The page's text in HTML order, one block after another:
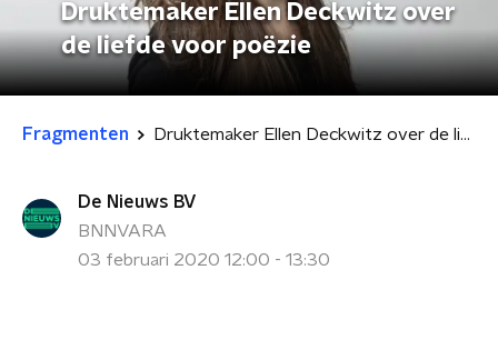
Druktemaker Ellen Deckwitz over
de liefde voor poëzie
Fragmenten Druktemaker Ellen Deckwitz over de liefde voor poëzie
De Nieuws BV
BNNVARA
03 februari 2020 12:00 - 13:30